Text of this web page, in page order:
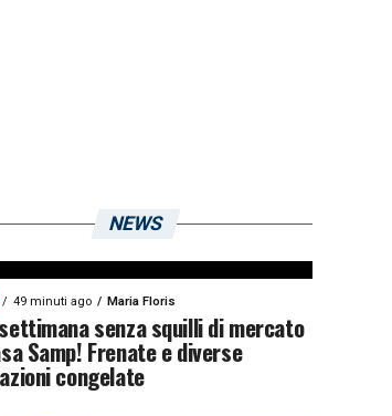
NEWS
49 minuti ago Maria Floris
senza squilli di mercato
Samp! Frenate e diverse
congelate